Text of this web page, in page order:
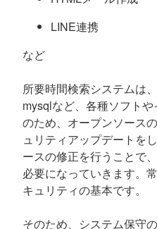
LINE連携
など
所要時間検索システムは
mysqlなど、各種ソフト
のため、オープンソース
ュリティアップデートを
ースの修正を行うことで
必要になっていきます。
キュリティの基本です。
そのため、システム保守